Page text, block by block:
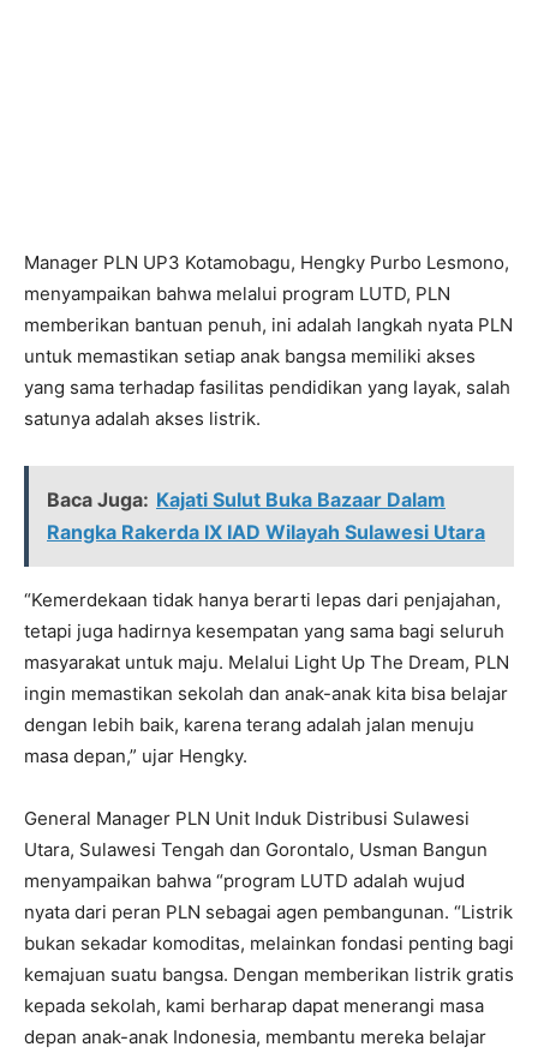
Manager PLN UP3 Kotamobagu, Hengky Purbo Lesmono,
menyampaikan bahwa melalui program LUTD, PLN
memberikan bantuan penuh, ini adalah langkah nyata PLN
untuk memastikan setiap anak bangsa memiliki akses
yang sama terhadap fasilitas pendidikan yang layak, salah
satunya adalah akses listrik.
Baca Juga: Kajati Sulut Buka Bazaar Dalam
Rangka Rakerda IX IAD Wilayah Sulawesi Utara
“Kemerdekaan tidak hanya berarti lepas dari penjajahan,
tetapi juga hadirnya kesempatan yang sama bagi seluruh
masyarakat untuk maju. Melalui Light Up The Dream, PLN
ingin memastikan sekolah dan anak-anak kita bisa belajar
dengan lebih baik, karena terang adalah jalan menuju
masa depan,” ujar Hengky.
General Manager PLN Unit Induk Distribusi Sulawesi
Utara, Sulawesi Tengah dan Gorontalo, Usman Bangun
menyampaikan bahwa “program LUTD adalah wujud
nyata dari peran PLN sebagai agen pembangunan. “Listrik
bukan sekadar komoditas, melainkan fondasi penting bagi
kemajuan suatu bangsa. Dengan memberikan listrik gratis
kepada sekolah, kami berharap dapat menerangi masa
depan anak-anak Indonesia, membantu mereka belajar